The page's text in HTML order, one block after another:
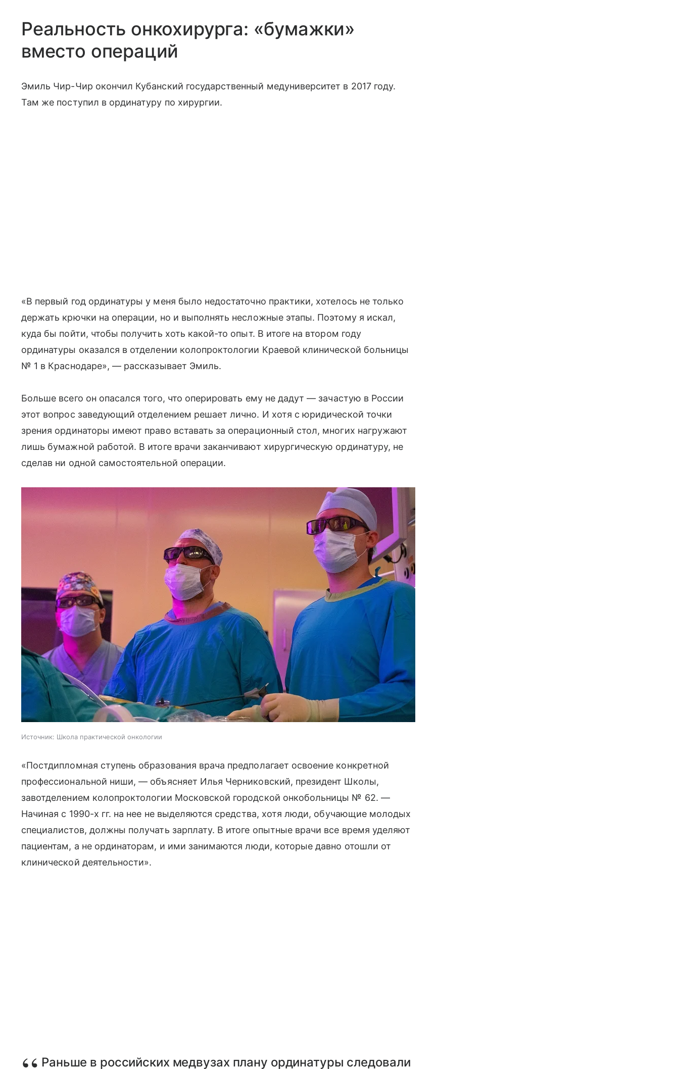
Реальность онкохирурга: «бумажки»
вместо операций
Эмиль Чир-Чир окончил Кубанский государственный медуниверситет в 2017 году.
Там же поступил в ординатуру по хирургии.
«В первый год ординатуры у меня было недостаточно практики, хотелось не только
держать крючки на операции, но и выполнять несложные этапы. Поэтому я искал,
куда бы пойти, чтобы получить хоть какой-то опыт. В итоге на втором году
ординатуры оказался в отделении колопроктологии Краевой клинической больницы
№ 1 в Краснодаре», — рассказывает Эмиль.
Больше всего он опасался того, что оперировать ему не дадут — зачастую в России
этот вопрос заведующий отделением решает лично. И хотя с юридической точки
зрения ординаторы имеют право вставать за операционный стол, многих нагружают
лишь бумажной работой. В итоге врачи заканчивают хирургическую ординатуру, не
сделав ни одной самостоятельной операции.
Источник: Школа практической онкологии
«Постдипломная ступень образования врача предполагает освоение конкретной
профессиональной ниши, — объясняет Илья Черниковский, президент Школы,
завотделением колопроктологии Московской городской онкобольницы № 62. —
Начиная с 1990-х гг. на нее не выделяются средства, хотя люди, обучающие молодых
специалистов, должны получать зарплату. В итоге опытные врачи все время уделяют
пациентам, а не ординаторам, и ими занимаются люди, которые давно отошли от
клинической деятельности».
Раньше в российских медвузах плану ординатуры следовали